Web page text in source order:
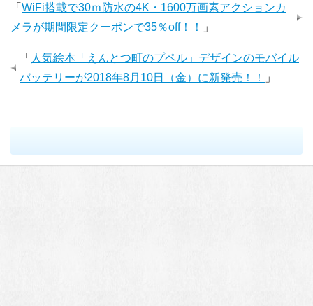
「 WiFi搭載で30ｍ防水の4K・1600万画素アクションカ
メラが期間限定クーポンで35％off！！
」
「 人気絵本「えんとつ町のプペル」デザインのモバイル
バッテリーが2018年8月10日（金）に新発売！！
」